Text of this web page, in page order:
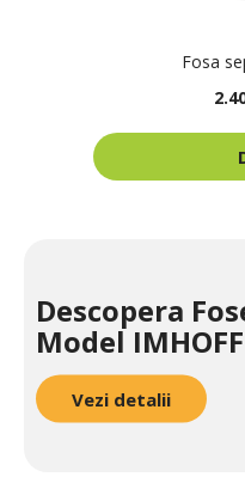
Fosa
Descopera
Model IMHOFF
Vezi detalii